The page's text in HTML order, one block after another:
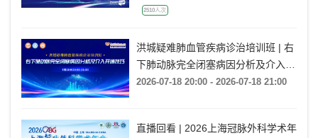
2026-07-20 20:00 - 2026-07-20 21:00
洪城疑难肺血管疾病诊治培训班 | 右
下肺动脉完全闭塞病因分析及介入开